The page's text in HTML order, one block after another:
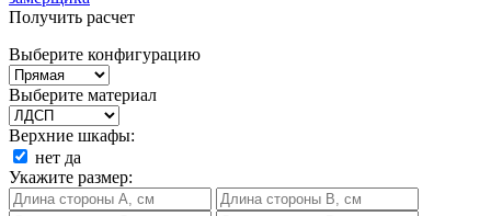
Получить расчет
Выберите конфигурацию
Выберите материал
Верхние шкафы:
нет да
Укажите размер: